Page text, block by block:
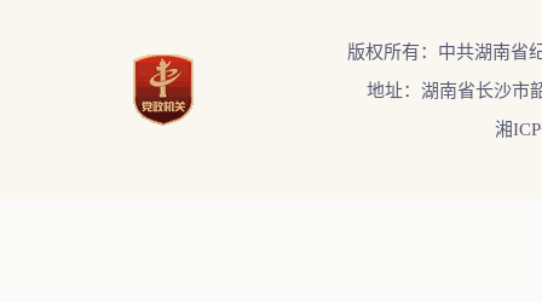
版权所有：中共湖南省
地址：湖南省长沙市
湘